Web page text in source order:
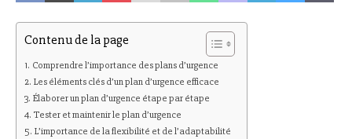
Contenu de la page
Comprendre l’importance des plans d’urgence
Les éléments clés d’un plan d’urgence efficace
Élaborer un plan d’urgence étape par étape
Tester et maintenir le plan d’urgence
L’importance de la flexibilité et de l’adaptabilité